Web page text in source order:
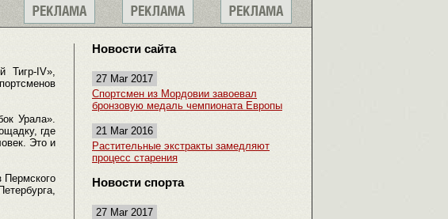
Тигр-IV»,
Урала».
где
Это и
Пермского
Новости сайта
27 Mar 2017
Спортсмен из Мордовии завоевал
бронзовую медаль чемпионата Европы
21 Mar 2016
Растительные экстракты замедляют
процесс старения
Новости спорта
27 Mar 2017